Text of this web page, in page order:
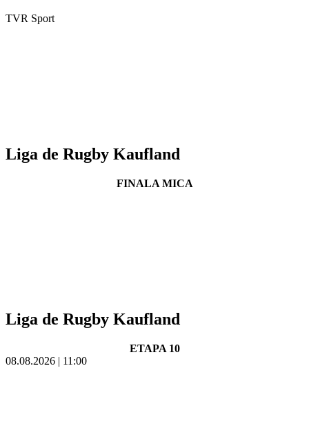
TVR Sport
Liga de Rugby Kaufland
FINALA MICA
Liga de Rugby Kaufland
ETAPA 10
08.08.2026 | 11:00